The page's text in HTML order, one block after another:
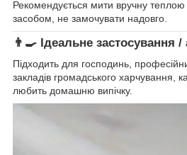
Рекомендується мити вручну
засобом, не замочувати надовго.
👨‍🍳 Ідеальне застосування /
Підходить для господинь,
закладів громадського харчування,
любить домашню випічку.